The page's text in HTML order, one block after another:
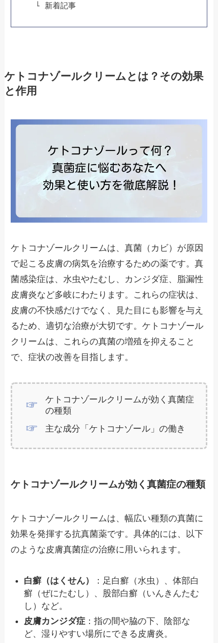
新着記事
ケトコナゾールクリームとは？その効果
と作用
ケトコナゾールクリームは、真菌（カビ）が原因
で起こる皮膚の病気を治療するための薬です。真
菌感染症は、水虫やたむし、カンジダ症、脂漏性
皮膚炎など多岐にわたります。これらの症状は、
皮膚の不快感だけでなく、見た目にも影響を与え
るため、適切な治療が大切です。ケトコナゾール
クリームは、これらの真菌の増殖を抑えること
で、症状の改善を目指します。
ケトコナゾールクリームが効く真菌症
の種類
主な成分「ケトコナゾール」の働き
ケトコナゾールクリームが効く真菌症の種類
ケトコナゾールクリームは、幅広い種類の真菌に
効果を発揮する抗真菌薬です。具体的には、以下
のような皮膚真菌症の治療に用いられます。
白癬（はくせん）
：足白癬（水虫）、体部白
癬（ぜにたむし）、股部白癬（いんきんたむ
し）など。
皮膚カンジダ症 ：指の間や脇の下、陰部な
ど、湿りやすい場所にできる皮膚炎。